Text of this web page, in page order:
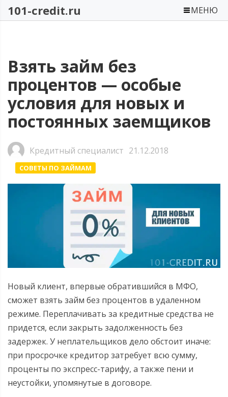
101-credit.ru МЕНЮ
Взять займ без
процентов — особые
условия для новых и
постоянных заемщиков
Кредитный специалист 21.12.2018
СОВЕТЫ ПО ЗАЙМАМ
Новый клиент, впервые обратившийся в МФО,
сможет взять займ без процентов в удаленном
режиме. Переплачивать за кредитные средства не
придется, если закрыть задолженность без
задержек. У неплательщиков дело обстоит иначе:
при просрочке кредитор затребует всю сумму,
проценты по экспресс-тарифу, а также пени и
неустойки, упомянутые в договоре.